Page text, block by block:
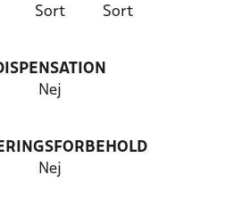
Sort Sort
Nej
Nej